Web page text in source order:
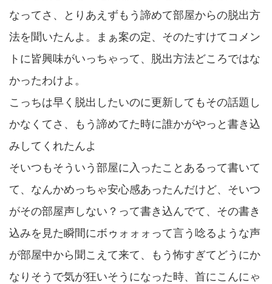
なってさ、とりあえずもう諦めて部屋からの脱出方
法を聞いたんよ。まぁ案の定、そのたすけてコメン
トに皆興味がいっちゃって、脱出方法どころではな
かったわけよ。
こっちは早く脱出したいのに更新してもその話題し
かなくてさ、もう諦めてた時に誰かがやっと書き込
みしてくれたんよ
そいつもそういう部屋に入ったことあるって書いて
て、なんかめっちゃ安心感あったんだけど、そいつ
がその部屋声しない？って書き込んでて、その書き
込みを見た瞬間にボゥォォォって言う唸るような声
が部屋中から聞こえて来て、もう怖すぎてどうにか
なりそうで気が狂いそうになった時、首にこんにゃ